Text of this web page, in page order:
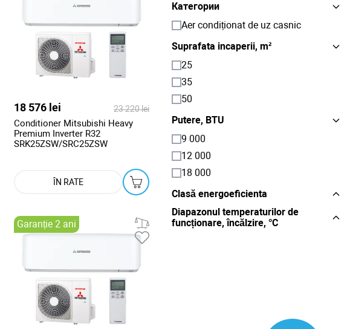
18 576 lei 23 220 lei
Conditioner Mitsubishi Heavy
Premium Inverter R32
SRK25ZSW/SRC25ZSW
ÎN RATE
Garanție 2 ani
Категории
Aer condiționat de uz casnic
Suprafata incaperii, m²
25
35
50
Putere, BTU
9 000
12 000
18 000
Clasă energoeficienta
Diapazonul temperaturilor de
funcționare, încălzire, °C